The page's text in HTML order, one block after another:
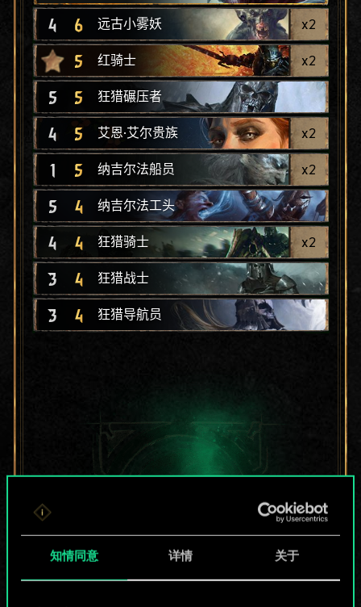
知情同意 详情 关于
4 6 远古小雾妖 x2
5 红骑士 x2
5 5 狂猎碾压者
4 5 艾恩·艾尔贵族 x2
1 5 纳吉尔法船员 x2
5 4 纳吉尔法工头
4 4 狂猎骑士 x2
3 4 狂猎战士
3 4 狂猎导航员